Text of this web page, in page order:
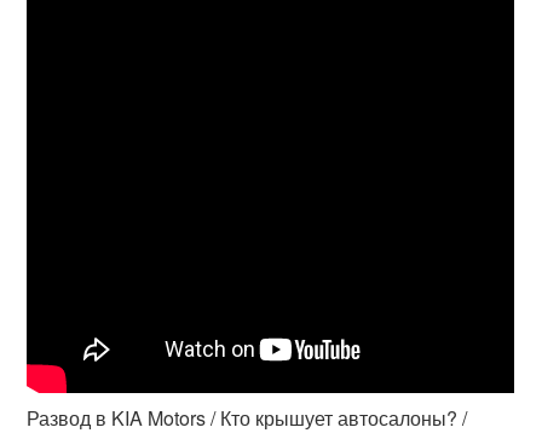
Развод в KIA Motors / Кто крышует автосалоны? /